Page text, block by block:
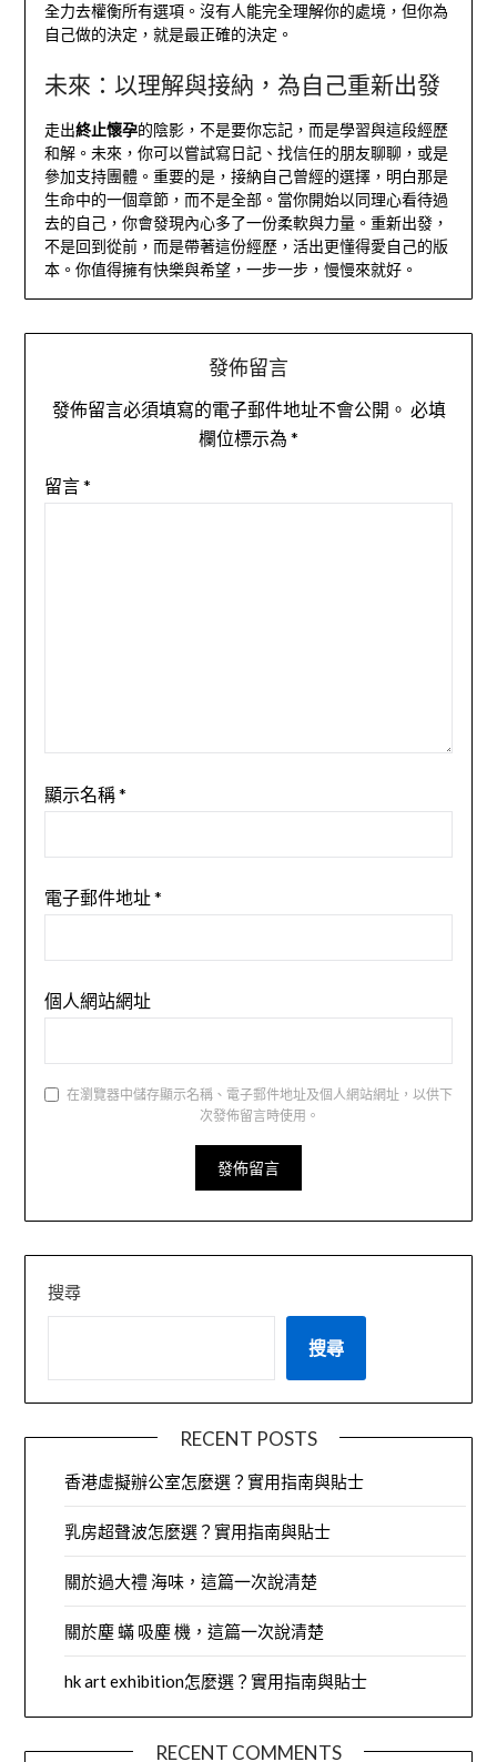
全力去權衡所有選項。沒有人能完全理解你的處境，但你為
自己做的決定，就是最正確的決定。
未來：以理解與接納，為自己重新出發
走出終止懷孕的陰影，不是要你忘記，而是學習與這段經歷
和解。未來，你可以嘗試寫日記、找信任的朋友聊聊，或是
參加支持團體。重要的是，接納自己曾經的選擇，明白那是
生命中的一個章節，而不是全部。當你開始以同理心看待過
去的自己，你會發現內心多了一份柔軟與力量。重新出發，
不是回到從前，而是帶著這份經歷，活出更懂得愛自己的版
本。你值得擁有快樂與希望，一步一步，慢慢來就好。
發佈留言
發佈留言必須填寫的電子郵件地址不會公開。 必填
欄位標示為 *
留言*
顯示名稱*
電子郵件地址*
個人網站網址
在瀏覽器中儲存顯示名稱、電子郵件地址及個人網站網址，以供下
次發佈留言時使用。
搜尋
搜尋
RECENT POSTS
香港虛擬辦公室怎麼選？實用指南與貼士
乳房超聲波怎麼選？實用指南與貼士
關於過大禮 海味，這篇一次說清楚
關於塵 蟎 吸塵 機，這篇一次說清楚
hk art exhibition怎麼選？實用指南與貼士
RECENT COMMENTS